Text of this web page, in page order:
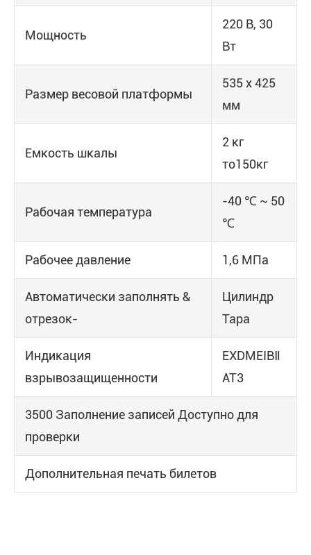
Мощность
220 В, 30
Вт
Размер весовой платформы
535 х 425
мм
Емкость шкалы
2 кг
то150кг
Рабочая температура
-40 ℃ ~ 50
℃
Рабочее давление 1,6 МПа
Автоматически заполнять &
отрезок-
Цилиндр
Тара
Индикация
взрывозащищенности
EXDMEIBⅡ
AT3
3500 Заполнение записей Доступно для
проверки
Дополнительная печать билетов